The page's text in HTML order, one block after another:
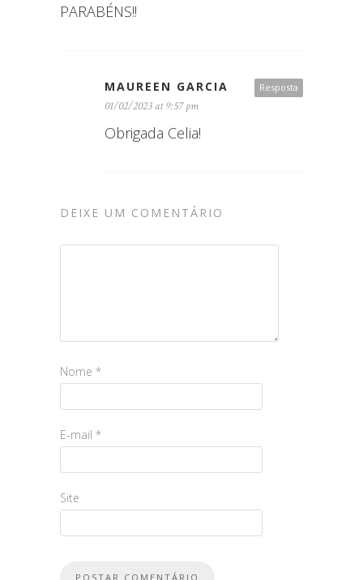
PARABÉNS!!
Resposta
MAUREEN GARCIA
01/02/2023 at 9:57 pm
Obrigada Celia!
DEIXE UM COMENTÁRIO
Nome *
E-mail *
Site